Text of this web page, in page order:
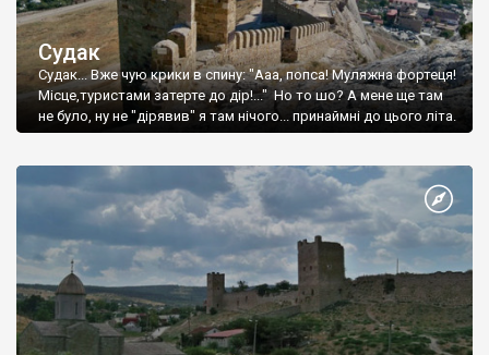
Судак
Судак... Вже чую крики в спину: "Ааа, попса! Муляжна фортеця!
Місце,туристами затерте до дір!..." Но то шо? А мене ще там
не було, ну не "дірявив" я там нічого... принаймні до цього літа.